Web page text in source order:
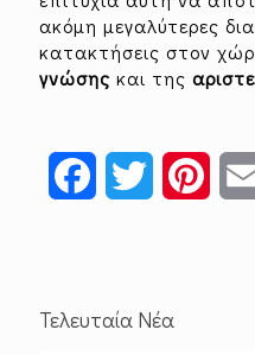
ακόμη μεγαλύτερες
κατακτήσεις στον
γνώσης και της
FacebookTwitter
Τελευταία Νέα